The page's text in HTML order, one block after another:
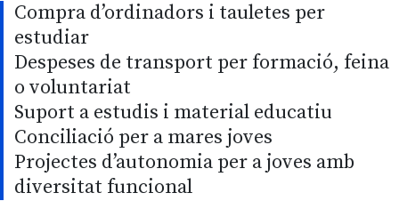
Compra d’ordinadors i tauletes per
estudiar
Despeses de transport per formació, feina
o voluntariat
Suport a estudis i material educatiu
Conciliació per a mares joves
Projectes d’autonomia per a joves amb
diversitat funcional